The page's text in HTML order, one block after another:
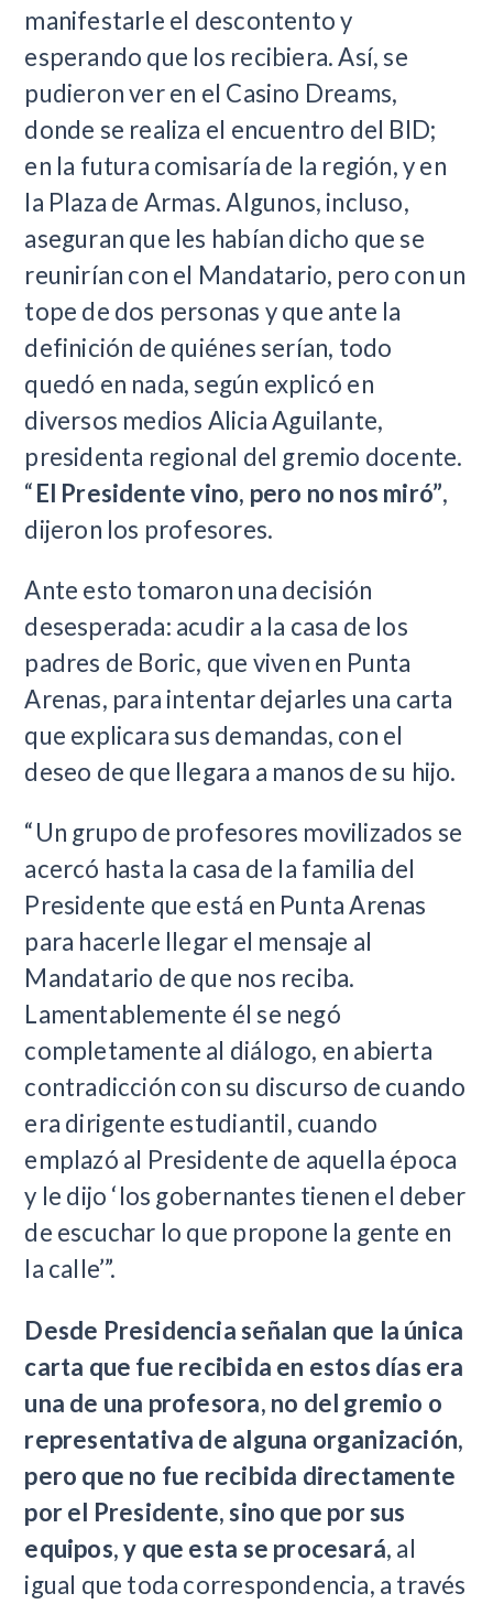
manifestarle el descontento y
esperando que los recibiera. Así, se
pudieron ver en el Casino Dreams,
donde se realiza el encuentro del BID;
en la futura comisaría de la región, y en
la Plaza de Armas. Algunos, incluso,
aseguran que les habían dicho que se
reunirían con el Mandatario, pero con un
tope de dos personas y que ante la
definición de quiénes serían, todo
quedó en nada, según explicó en
diversos medios Alicia Aguilante,
presidenta regional del gremio docente.
“El Presidente vino, pero no nos miró”,
dijeron los profesores.
Ante esto tomaron una decisión
desesperada: acudir a la casa de los
padres de Boric, que viven en Punta
Arenas, para intentar dejarles una carta
que explicara sus demandas, con el
deseo de que llegara a manos de su hijo.
“Un grupo de profesores movilizados se
acercó hasta la casa de la familia del
Presidente que está en Punta Arenas
para hacerle llegar el mensaje al
Mandatario de que nos reciba.
Lamentablemente él se negó
completamente al diálogo, en abierta
contradicción con su discurso de cuando
era dirigente estudiantil, cuando
emplazó al Presidente de aquella época
y le dijo ‘los gobernantes tienen el deber
de escuchar lo que propone la gente en
la calle’”.
Desde Presidencia señalan que la única
carta que fue recibida en estos días era
una de una profesora, no del gremio o
representativa de alguna organización,
pero que no fue recibida directamente
por el Presidente, sino que por sus
equipos, y que esta se procesará, al
igual que toda correspondencia, a través